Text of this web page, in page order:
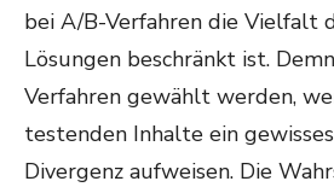
bei A/B-Verfahren die Vielfalt
Lösungen beschränkt ist.
Verfahren gewählt werden,
testenden Inhalte ein
Divergenz aufweisen. Die